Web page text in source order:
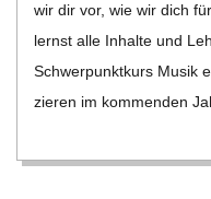
wir dir vor, wie wir dich
lernst alle Inhalte und
Schwer­punkt­kurs Musik
zie­ren im kom­men­den